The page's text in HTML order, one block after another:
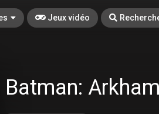
Jeux vidéo
Batman: